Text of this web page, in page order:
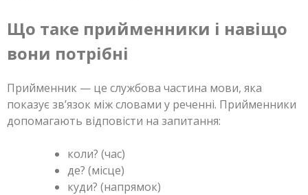
Що таке прийменники і навіщо
вони потрібні
Прийменник — це службова частина мови, яка
показує зв’язок між словами у реченні. Прийменники
допомагають відповісти на запитання:
коли? (час)
де? (місце)
куди? (напрямок)